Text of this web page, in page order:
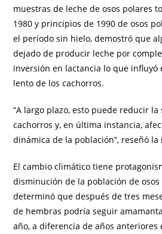
muestras de leche de osos polares
1980 y principios de 1990 de osos
el período sin hielo, demostró que
dejado de producir leche por
inversión en lactancia lo que influyó
lento de los cachorros.
“A largo plazo, esto puede reducir
cachorros y, en última instancia,
dinámica de la población”, reseñó la
El cambio climático tiene
disminución de la población de
determinó que después de tres
de hembras podría seguir
año, a diferencia de años anteriores